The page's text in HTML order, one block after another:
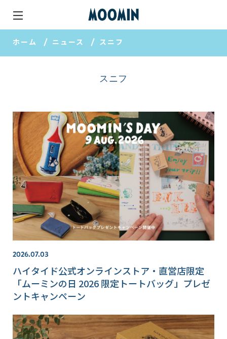
ホーム ニュース スニフ
スニフ
2026.07.03
ハイタイド公式オンラインストア・直営店限定
「ムーミンの日 2026 限定トートバッグ」プレゼ
ントキャンペーン